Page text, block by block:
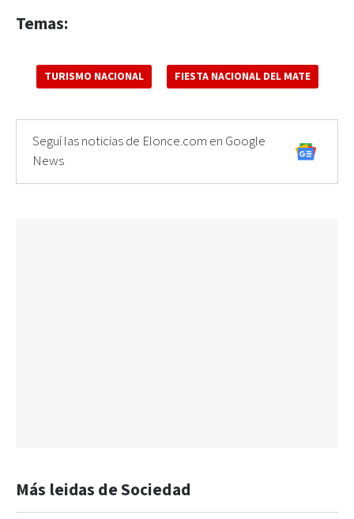
Temas:
TURISMO NACIONAL FIESTA NACIONAL DEL MATE
Seguí las noticias de Elonce.com en Google
News
Más leidas de Sociedad